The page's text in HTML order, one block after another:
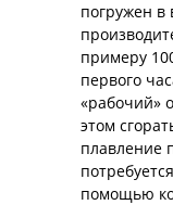
погружен в
примеру
первого
«рабочий»
этом
плавление
помощью